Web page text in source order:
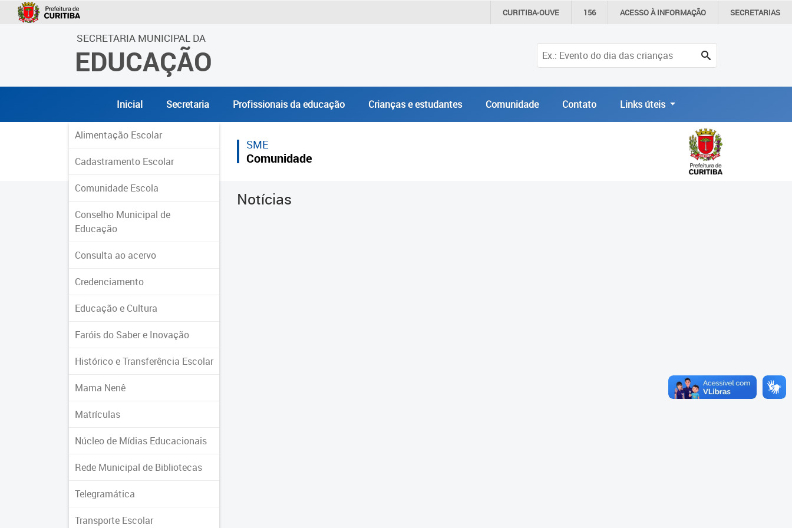
CURITIBA-OUVE 156 ACESSO ÀINFORMAÇÃO SECRETARIAS
SECRETARIA MUNICIPAL DA
EDUCAÇÃO
Inicial Secretaria Profissionais da educação Crianças e estudantes Comunidade Contato Links úteis
Alimentação Escolar
Cadastramento Escolar
Comunidade Escola
Conselho Municipal de
Educação
Consulta ao acervo
Credenciamento
Educação e Cultura
Faróis do Saber e Inovação
Histórico e Transferência Escolar
Mama Nenê
Matrículas
Núcleo de Mídias Educacionais
Rede Municipal de Bibliotecas
Telegramática
Transporte Escolar
SME
Comunidade
Notícias